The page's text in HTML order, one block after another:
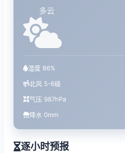
多云
湿度 86%
北风 5-6级
气压 987hPa
降水 0mm
逐小时预报